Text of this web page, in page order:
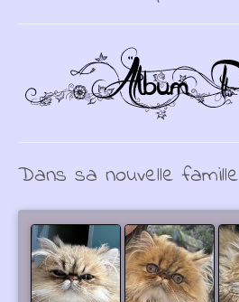
Dans sa nouvelle famille